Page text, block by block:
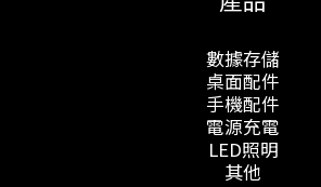
數據存儲
桌面配件
手機配件
電源充電
LED照明
其他